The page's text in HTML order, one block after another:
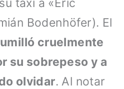
taxi a «Eric
Bodenhöfer). El
cruelmente
su sobrepeso y a
olvidar. Al notar